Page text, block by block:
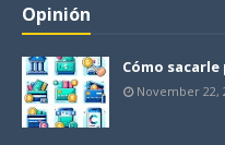
Opinión
Cómo
November 22,